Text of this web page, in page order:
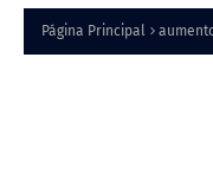
Página Principal